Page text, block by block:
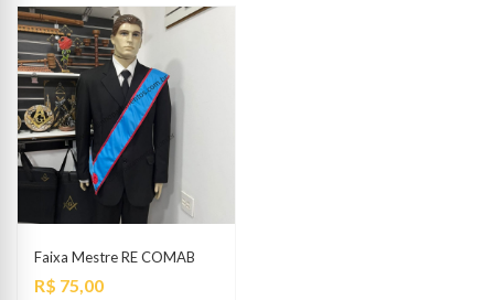
Faixa Mestre RE COMAB
Preço
R$ 75,00